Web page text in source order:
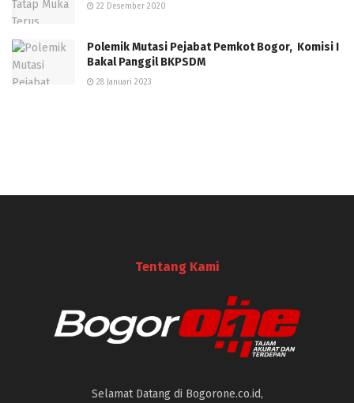
22 Desember 2020
Polemik Mutasi Pejabat Pemkot Bogor, Komisi I
Bakal Panggil BKPSDM
28 Januari 2023
Tentang Kami
Selamat Datang di Bogorone.co.id,